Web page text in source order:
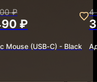
₽
₽
Mouse (USB‑C) - Black
4